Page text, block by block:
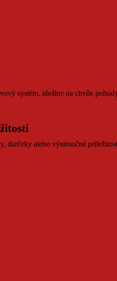
systém, ideálne na chvíle
darčeky alebo výnimočné